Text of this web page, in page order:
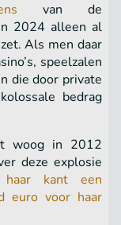
van de
2024 alleen al
Als men daar
speelzalen
die door private
bedrag
woog in 2012
deze explosie
kant een
euro voor haar